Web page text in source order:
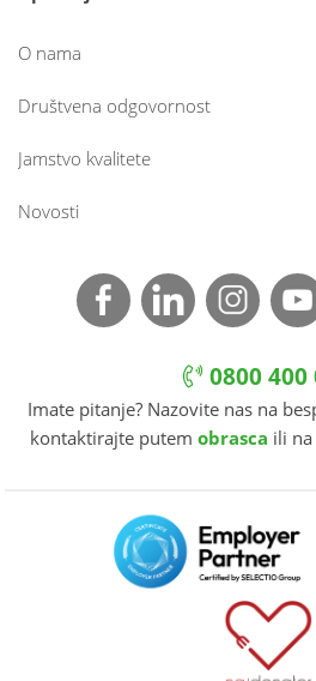
O nama
Društvena odgovornost
Jamstvo kvalitete
Novosti
0800 400
Imate pitanje? Nazovite nas na
kontaktirajte putem obrasca ili na